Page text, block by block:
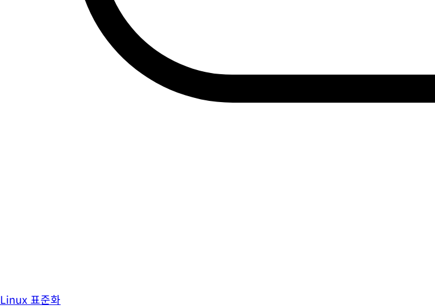
Linux 표준화